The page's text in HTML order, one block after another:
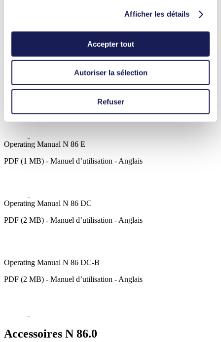
Afficher les détails
Accepter tout
Autoriser la sélection
Refuser
PDF (996 KB) - Fiche technique - Anglais
3D CAD Model N 86.0
ZIP (20 MB) - Modèle 3D CAO - Anglais
Operating Manual N 86 E
PDF (1 MB) - Manuel d’utilisation - Anglais
Operating Manual N 86 DC
PDF (2 MB) - Manuel d’utilisation - Anglais
Operating Manual N 86 DC-B
PDF (2 MB) - Manuel d’utilisation - Anglais
Accessoires N 86.0